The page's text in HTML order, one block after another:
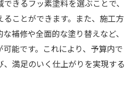
きるフッ素塗料を選ぶことで、
ことができます。また、施工方
補修や全面的な塗り替えなど、
能です。これにより、予算内で
満足のいく仕上がりを実現する